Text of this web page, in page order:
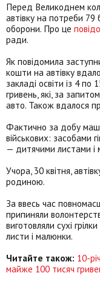
Перед Великоднем
автівку на потреби 79
оборони. Про це
ради.
Як повідомила
кошти на автівку
закладі освіти із 4
гривень, які, за
авто. Також вдалося
Фактично за добу
військових: засобами
— дитячими листами і
Учора, 30 квітня,
родиною.
За ввесь час
припиняли
виготовляли сухі
листи і малюнки.
Читайте також: 10-
майже 100 тисяч